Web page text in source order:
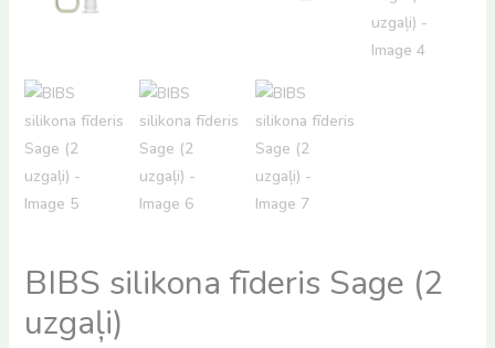
BIBS silikona fīderis Sage (2
uzgaļi)